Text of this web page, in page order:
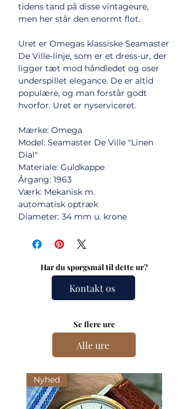
tidens tand på disse vintageure,
men her står den enormt flot.
Uret er Omegas klassiske Seamaster
De Ville-linje, som er et dress-ur, der
ligger tæt mod håndledet og oser
underspillet elegance. De er altid
populære, og man forstår godt
hvorfor. Uret er nyserviceret.
Mærke: Omega
Model: Seamaster De Ville "Linen
Dial"
Materiale: Guldkappe
Årgang: 1963
Værk: Mekanisk m.
automatisk optræk
Diameter: 34 mm u. krone
Har du spørgsmål til dette ur?
Kontakt os
Se flere ure
Alle ure
Nyhed